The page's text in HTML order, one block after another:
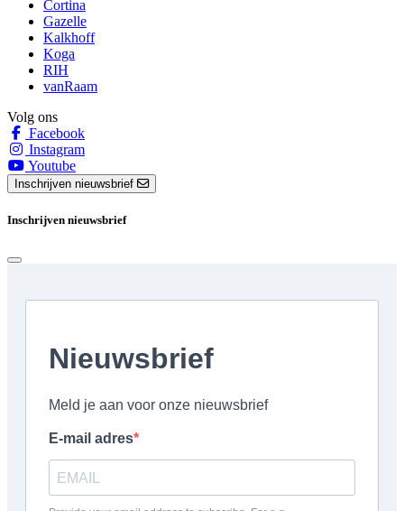
Cortina
Gazelle
Kalkhoff
Koga
RIH
vanRaam
Volg ons
Facebook
Instagram
Youtube
Inschrijven nieuwsbrief
Inschrijven nieuwsbrief